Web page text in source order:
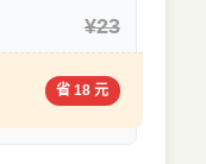
¥23
省 18 元